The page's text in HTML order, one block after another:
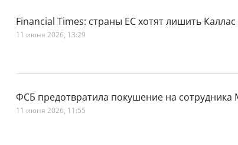
Financial Times: страны ЕС хотят лишить
11 июня 2026, 13:29
ФСБ предотвратила покушение на
11 июня 2026, 11:55